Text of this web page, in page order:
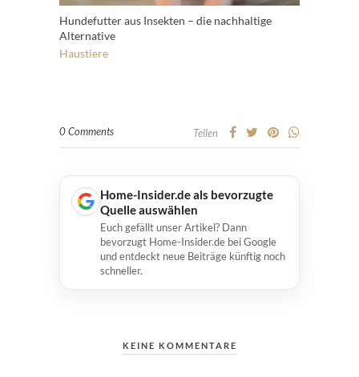
Hundefutter aus Insekten – die nachhaltige
Alternative
Haustiere
0 Comments Teilen
Home-Insider.de als bevorzugte
Quelle auswählen
Euch gefällt unser Artikel? Dann
bevorzugt Home-Insider.de bei Google
und entdeckt neue Beiträge künftig noch
schneller.
KEINE KOMMENTARE